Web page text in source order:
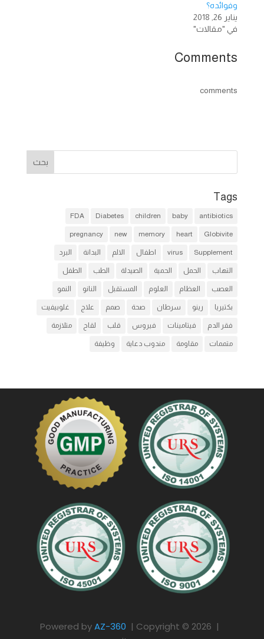
وفوائده؟
يناير 26, 2018
في "مقالات"
Comments
comments
Tags
antibiotics
baby
children
Diabetes
FDA
Globivite
heart
memory
new
pregnancy
Supplement
virus اطفال الالم البدانة البرد
التهاب الحمل الحمية الصيدلة الطب الطفل
العصب العظام العلوم المستقبل النانو النمو
بكتيريا رينو سرطان صحة صمم علاج غلوبيفيت
فقر الدم فيتامينات فيروس قلب لقاح متلازمة
متممات مقاومة مندوب دعاية وظيفة
Powered byAZ-360 | Copyright © 2026 |